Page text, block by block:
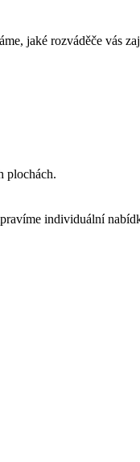
jaké rozváděče vás
plochách.
individuální